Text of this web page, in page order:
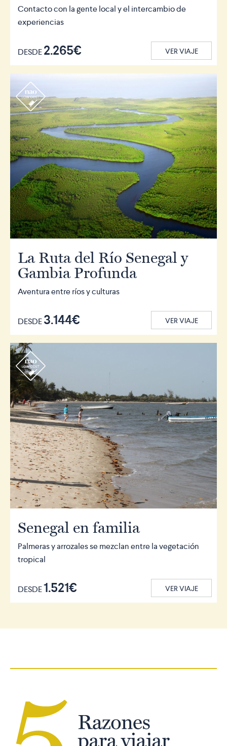
Contacto con la gente local y el intercambio de
experiencias
DESDE2.265€ VER VIAJE
r
La Ruta del Río Senegal y
Gambia Profunda
Aventura entre ríos y culturas
DESDE3.144€ VER VIAJE
r
Senegal en familia
Palmeras y arrozales se mezclan entre la vegetación
tropical
DESDE1.521€ VER VIAJE